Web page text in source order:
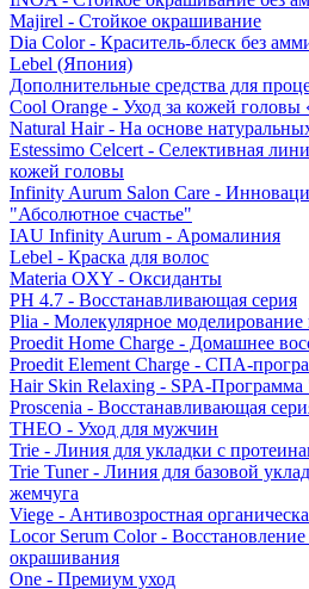
Majirel - Стойкое окрашивание
Dia Color - Краситель-блеск без
Lebel (Япония)
Дополнительные средства для
Cool Orange - Уход за кожей
Natural Hair - На основе
Estessimo Celcert - Селективная
кожей головы
Infinity Aurum Salon Care -
"Абсолютное счастье"
IAU Infinity Aurum - Аромалиния
Lebel - Краска для волос
Materia OXY - Оксиданты
PH 4.7 - Восстанавливающая серия
Plia - Молекулярное моделирование
Proedit Home Charge - Домашнее
Proedit Element Charge - СПА-
Hair Skin Relaxing - SPA-
Proscenia - Восстанавливающая
THEO - Уход для мужчин
Trie - Линия для укладки с
Trie Tuner - Линия для базовой
жемчуга
Viege - Антивозростная
Locor Serum Color -
окрашивания
One - Премиум уход